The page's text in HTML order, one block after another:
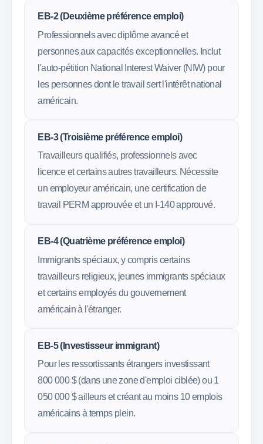
EB-2 (Deuxième préférence emploi)
Professionnels avec diplôme avancé et
personnes aux capacités exceptionnelles. Inclut
l'auto-pétition National Interest Waiver (NIW) pour
les personnes dont le travail sert l'intérêt national
américain.
EB-3 (Troisième préférence emploi)
Travailleurs qualifiés, professionnels avec
licence et certains autres travailleurs. Nécessite
un employeur américain, une certification de
travail PERM approuvée et un I-140 approuvé.
EB-4 (Quatrième préférence emploi)
Immigrants spéciaux, y compris certains
travailleurs religieux, jeunes immigrants spéciaux
et certains employés du gouvernement
américain à l'étranger.
EB-5 (Investisseur immigrant)
Pour les ressortissants étrangers investissant
800 000 $ (dans une zone d'emploi ciblée) ou 1
050 000 $ ailleurs et créant au moins 10 emplois
américains à temps plein.